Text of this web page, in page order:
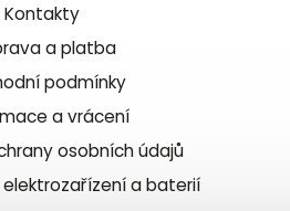
Kontakty
a platba
podmínky
a vrácení
osobních údajů
a baterií